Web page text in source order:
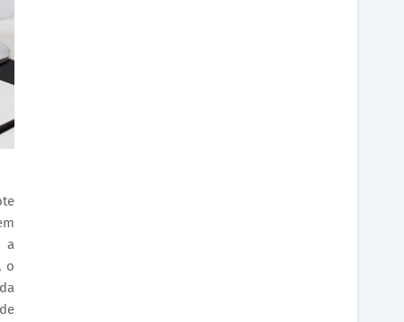
a
o